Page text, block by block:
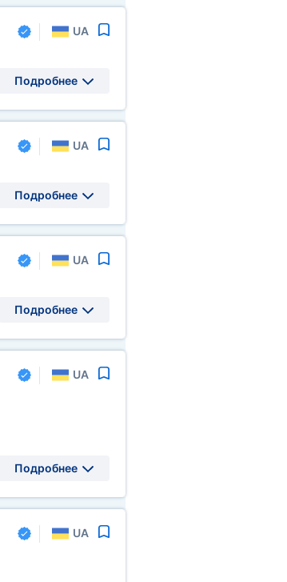
UA
Подробнее
UA
Подробнее
UA
Подробнее
UA
Подробнее
UA